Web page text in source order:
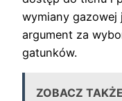
wymiany gazowej
argument za
gatunków.
ZOBACZ